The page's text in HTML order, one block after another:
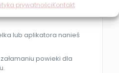
prywatnościKontakt
aby zwiększyć trwałość
lub aplikatora nanieś
powieki dla